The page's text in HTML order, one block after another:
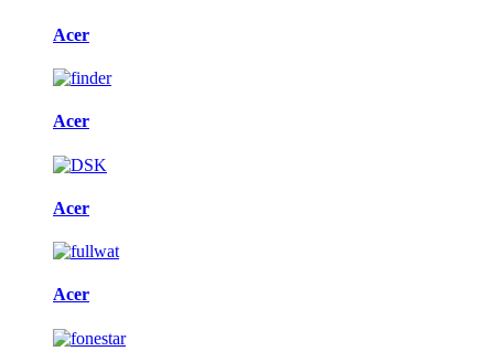
Acer
Acer
Acer
Acer